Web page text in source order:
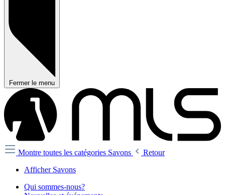
Fermer le menu
Montre toutes les catégories Savons
Retour
Afficher Savons
Qui sommes-nous?